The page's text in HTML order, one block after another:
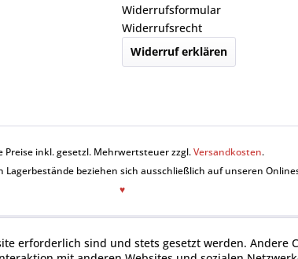
Widerrufsformular
Widerrufsrecht
Widerruf erklären
Preise inkl. gesetzl. Mehrwertsteuer zzgl.Versandkosten.
Lagerbestände beziehen sich ausschließlich auf unseren
♥
erforderlich sind und stets gesetzt werden. Andere